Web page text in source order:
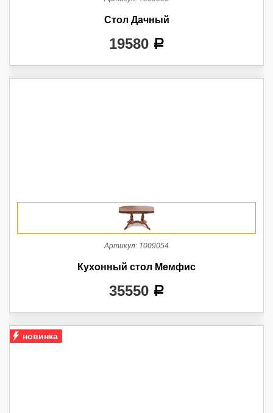
Стол Дачный
19580 a
Артикул: Т009054
Кухонный стол Мемфис
35550 a
новинка